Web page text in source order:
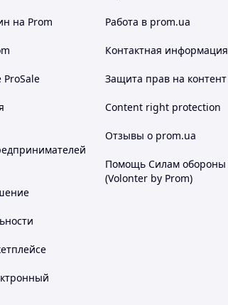
на Prom Работа в prom.ua
Контактная информация
Защита прав на контент
Content right protection
Отзывы о prom.ua
Помощь Силам обороны
(Volonter by Prom)